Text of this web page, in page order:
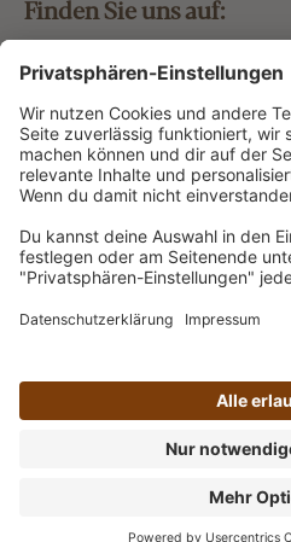
Finden Sie uns auf:
Bestellung widerrufen
Vertrag widerrufen
Alle Preise inkl. gesetzl.
anders
Impressum AGB